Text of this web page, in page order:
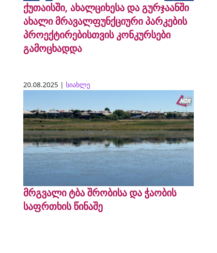
ქუთაისში, ახალციხესა და გურჯაანში
ახალი მრავალფუნქციური პარკების
პროექტირებისთვის კონკურსები
გამოცხადდა
20.08.2025 | სიახლე
მრგვალი ტბა შრობისა და ჭაობის
საფრთხის წინაშე